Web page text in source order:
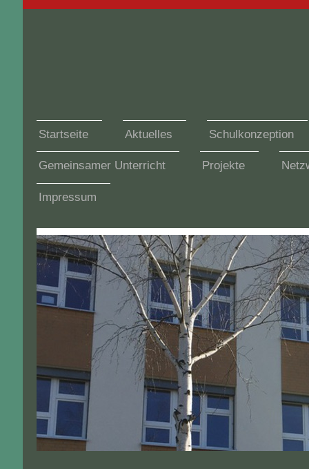
Startseite Aktuelles Schulkonzeption
Gemeinsamer Unterricht Projekte
Impressum